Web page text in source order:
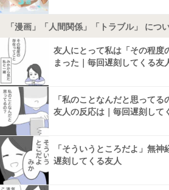
「漫画」「人間関係」「トラブル」 につ
友人にとって私は「その程度
まった｜毎回遅刻してくる友
「私のことなんだと思って
友人の反応は｜毎回遅刻し
「そういうところだよ」無
遅刻してくる友人